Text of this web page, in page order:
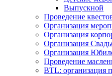
Выпускной
Проведение
Организация
Организация
Организация
Организация
Проведение
BTL: организация